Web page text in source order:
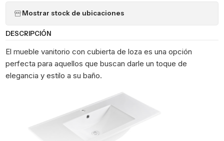
Mostrar stock de ubicaciones
DESCRIPCIÓN
El mueble vanitorio con cubierta de loza es una opción
perfecta para aquellos que buscan darle un toque de
elegancia y estilo a su baño.